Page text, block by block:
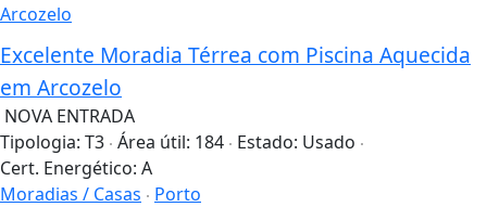
Excelente Moradia Térrea com Piscina Aquecida
em Arcozelo
NOVA ENTRADA
Tipologia: T3 Área útil: 184 Estado: Usado
Cert. Energético: A
Moradias / Casas
Porto